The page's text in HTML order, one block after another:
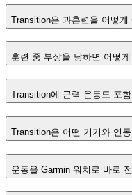
Transition은 과훈련을 어떻게
훈련 중 부상을 당하면 어떻
Transition에 근력 운동도 포
Transition은 어떤 기기와 연
운동을 Garmin 워치로 바로